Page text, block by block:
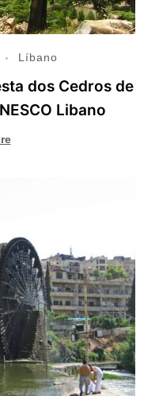
Líbano
dos Cedros de
Libano